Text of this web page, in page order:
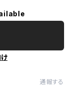
通報する